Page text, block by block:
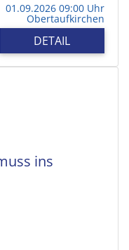
01.09.2026 09:00 Uhr
Obertaufkirchen
DETAIL
ins